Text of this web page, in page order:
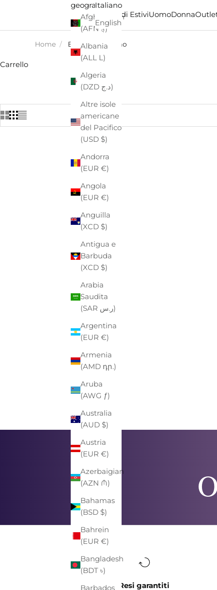
Saldi EstiviUomoDonna
geografica
Afghanistan
(AFN ؋)
Albania
(ALL L)
Algeria
(DZD د.ج)
Altre isole
americane
del Pacifico
(USD $)
Andorra
(EUR €)
Angola
(EUR €)
Anguilla
(XCD $)
Antigua e
Barbuda
(XCD $)
Arabia
Saudita
(SAR ر.س)
Argentina
(EUR €)
Armenia
(AMD դր.)
Aruba
(AWG ƒ)
Australia
(AUD $)
Austria
(EUR €)
Azerbaigian
(AZN ₼)
Bahamas
(BSD $)
Bahrein
(EUR €)
Bangladesh
(BDT ৳)
Barbados
Italiano
English
Home / EASTPAK - Uomo
Carrello
EASTPAK
TROLLEY EASTPAK
PREZZO
€130,00-40%PREZZO SCONTATO
€78,00
Resi garantiti